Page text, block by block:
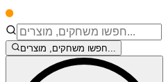
חפשו משחקים, מוצרים...